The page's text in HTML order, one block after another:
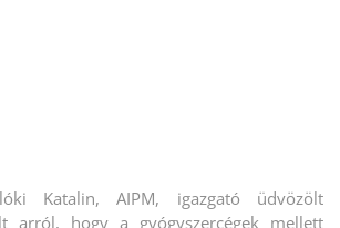
Katalin, AIPM, igazgató üdvözölt
arról, hogy a gyógyszercégek mellett